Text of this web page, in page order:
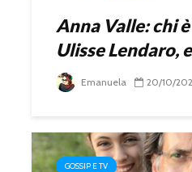
Anna Valle: chi
Ulisse Lendaro,
Emanuela 20/10/
GOSSIP E TV